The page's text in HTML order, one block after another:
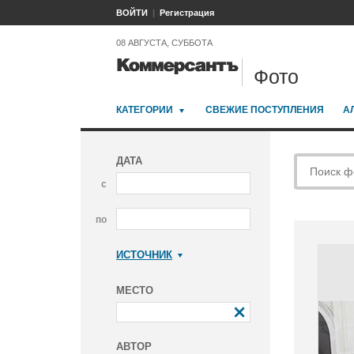
ВОЙТИ Регистрация
08 АВГУСТА, СУББОТА
Фото
КАТЕГОРИИ СВЕЖИЕ ПОСТУПЛЕНИЯ
ДАТА
с
по
ИСТОЧНИК
МЕСТО
АВТОР